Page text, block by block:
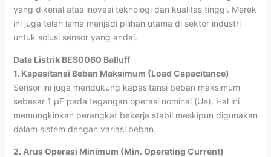
yang dikenal atas inovasi teknologi dan kualitas tinggi. Merek
ini juga telah lama menjadi pilihan utama di sektor industri
untuk solusi sensor yang andal.
Data Listrik BES0060 Balluff
1. Kapasitansi Beban Maksimum (Load Capacitance)
Sensor ini juga mendukung kapasitansi beban maksimum
sebesar 1 µF pada tegangan operasi nominal (Ue). Hal ini
memungkinkan perangkat bekerja stabil meskipun digunakan
dalam sistem dengan variasi beban.
2. Arus Operasi Minimum (Min. Operating Current)